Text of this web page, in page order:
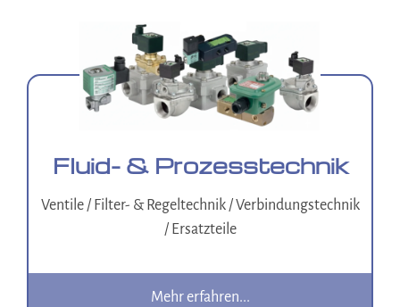
Fluid- & Prozesstechnik
Ventile / Filter- & Regeltechnik / Verbindungstechnik
/ Ersatzteile
Mehr erfahren...